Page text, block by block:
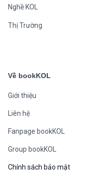
Nghề KOL
Thị Trường
Về bookKOL
Giới thiệu
Liên hệ
Fanpage bookKOL
Group bookKOL
Chính sách bảo mật